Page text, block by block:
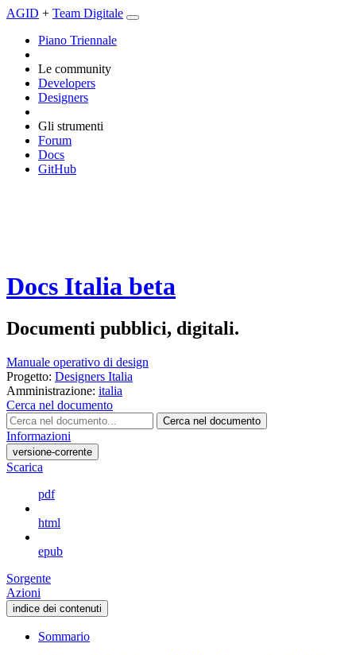
AGID + Team Digitale
Piano Triennale
Le community
Developers
Designers
Gli strumenti
Forum
Docs
GitHub
Docs Italia beta
Documenti pubblici, digitali.
Manuale operativo di design
Progetto: Designers Italia
Amministrazione: italia
Cerca nel documento
Cerca nel documento
Informazioni
versione-corrente
Scarica
pdf
html
epub
Sorgente
Azioni
indice dei contenuti
Sommario